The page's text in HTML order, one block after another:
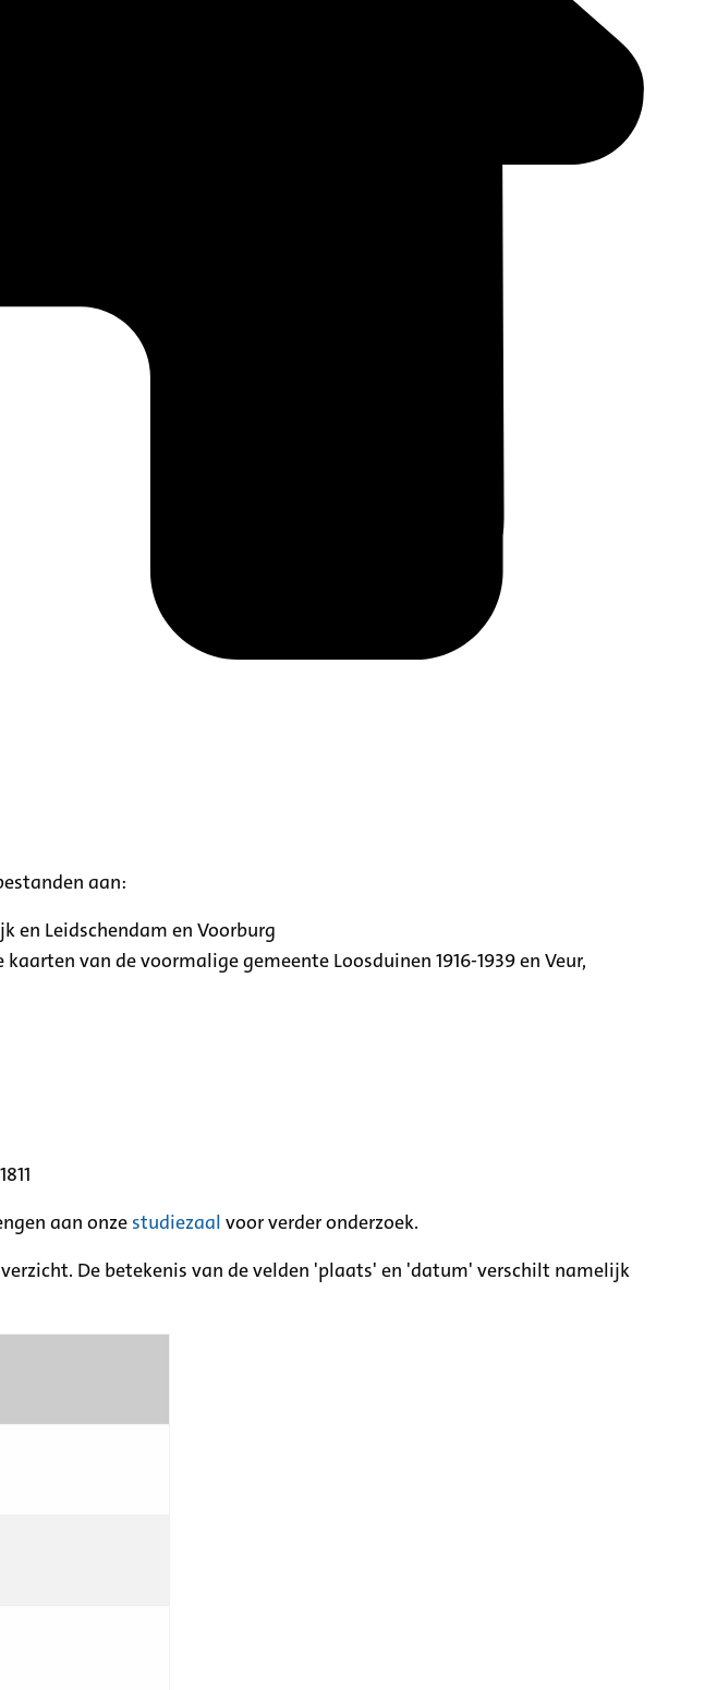
aan:
en Leidschendam en Voorburg
van de voormalige gemeente Loosduinen 1916-1939 en Veur,
aan onze studiezaal voor verder onderzoek.
De betekenis van de velden 'plaats' en 'datum' verschilt namelijk